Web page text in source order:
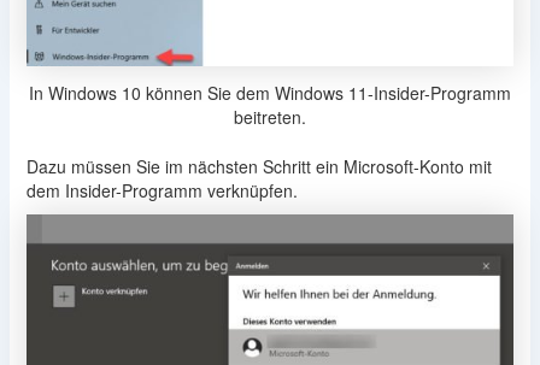
In Windows 10 können Sie dem Windows 11-Insider-Programm
beitreten.
Dazu müssen Sie im nächsten Schritt ein Microsoft-Konto mit
dem Insider-Programm verknüpfen.